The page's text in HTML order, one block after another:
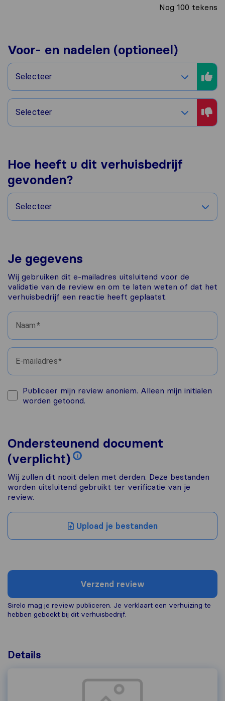
Nog 100 tekens
Voor- en nadelen (optioneel)
Selecteer
Selecteer
Hoe heeft u dit verhuisbedrijf
gevonden?
Selecteer
Je gegevens
Wij gebruiken dit e-mailadres uitsluitend voor de
validatie van de review en om te laten weten of dat het
verhuisbedrijf een reactie heeft geplaatst.
Naam
E-mailadres
Publiceer mijn review anoniem. Alleen mijn initialen
worden getoond.
Ondersteunend document
(verplicht)
i
Wij zullen dit nooit delen met derden. Deze bestanden
worden uitsluitend gebruikt ter verificatie van je
review.
Upload je bestanden
Verzend review
Sirelo mag je review publiceren. Je verklaart een verhuizing te
hebben geboekt bij dit verhuisbedrijf.
Details